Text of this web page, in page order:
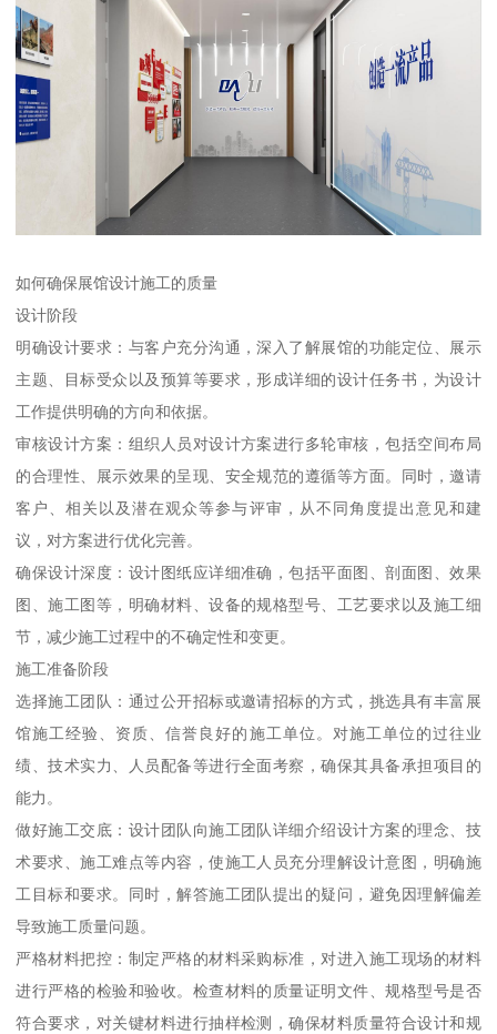
如何确保展馆设计施工的质量
设计阶段
明确设计要求：与客户充分沟通，深入了解展馆的功能定位、展示
主题、目标受众以及预算等要求，形成详细的设计任务书，为设计
工作提供明确的方向和依据。
审核设计方案：组织人员对设计方案进行多轮审核，包括空间布局
的合理性、展示效果的呈现、安全规范的遵循等方面。同时，邀请
客户、相关以及潜在观众等参与评审，从不同角度提出意见和建
议，对方案进行优化完善。
确保设计深度：设计图纸应详细准确，包括平面图、剖面图、效果
图、施工图等，明确材料、设备的规格型号、工艺要求以及施工细
节，减少施工过程中的不确定性和变更。
施工准备阶段
选择施工团队：通过公开招标或邀请招标的方式，挑选具有丰富展
馆施工经验、资质、信誉良好的施工单位。对施工单位的过往业
绩、技术实力、人员配备等进行全面考察，确保其具备承担项目的
能力。
做好施工交底：设计团队向施工团队详细介绍设计方案的理念、技
术要求、施工难点等内容，使施工人员充分理解设计意图，明确施
工目标和要求。同时，解答施工团队提出的疑问，避免因理解偏差
导致施工质量问题。
严格材料把控：制定严格的材料采购标准，对进入施工现场的材料
进行严格的检验和验收。检查材料的质量证明文件、规格型号是否
符合要求，对关键材料进行抽样检测，确保材料质量符合设计和规